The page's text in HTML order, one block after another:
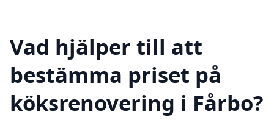
Vad hjälper till att
bestämma priset på
köksrenovering i Fårbo?